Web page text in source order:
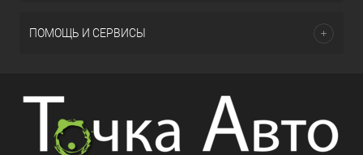
ПОМОЩЬ И СЕРВИСЫ